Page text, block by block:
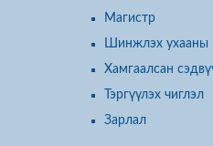
Магистр
Шинжлэх ухааны
Хамгаалсан
Тэргүүлэх чиглэл
Зарлал